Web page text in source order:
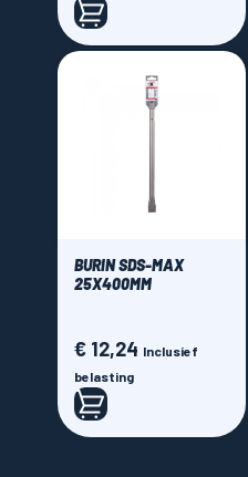
Bosch
Price
BURIN SDS-MAX
25X400MM
Prijs
€ 12,24 Inclusief
belasting